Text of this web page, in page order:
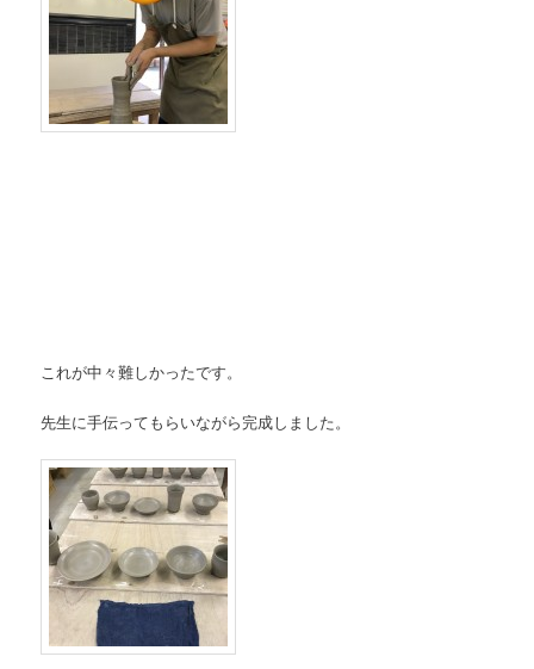
これが中々難しかったです。
先生に手伝ってもらいながら完成しました。